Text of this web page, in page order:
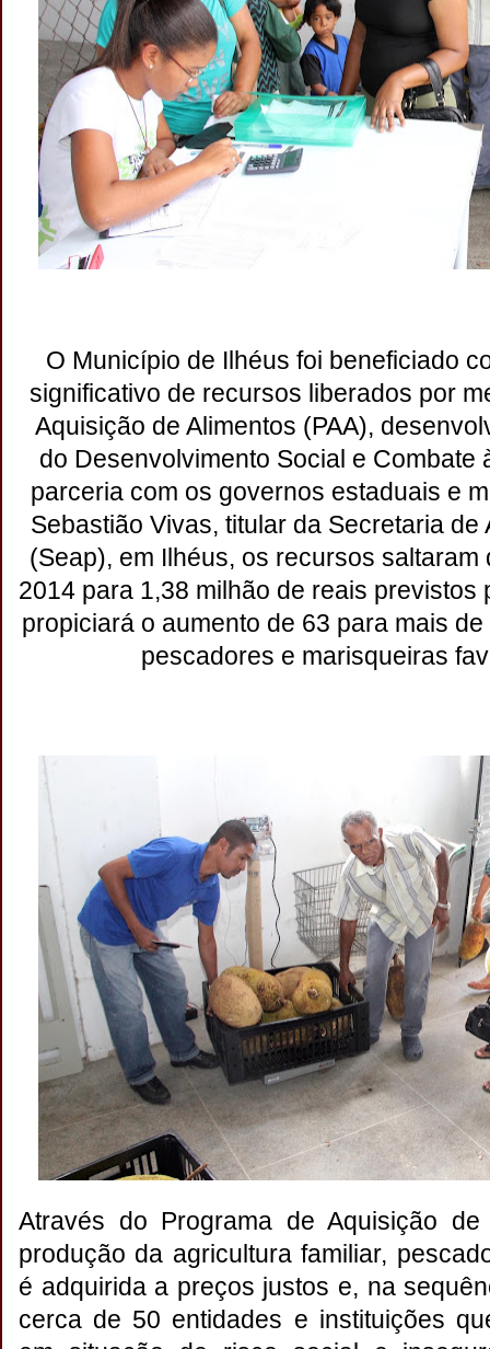
O Município de Ilhéus foi beneficiado
significativo de recursos liberados por
Aquisição de Alimentos (PAA),
do Desenvolvimento Social e Combate
parceria com os governos estaduais e
Sebastião Vivas, titular da Secretaria de
(Seap), em Ilhéus, os recursos saltaram
2014 para 1,38 milhão de reais previstos
propiciará o aumento de 63 para mais
pescadores e marisqueiras
Através do Programa de Aquisição de
produção da agricultura familiar,
é adquirida a preços justos e, na
cerca de 50 entidades e instituições